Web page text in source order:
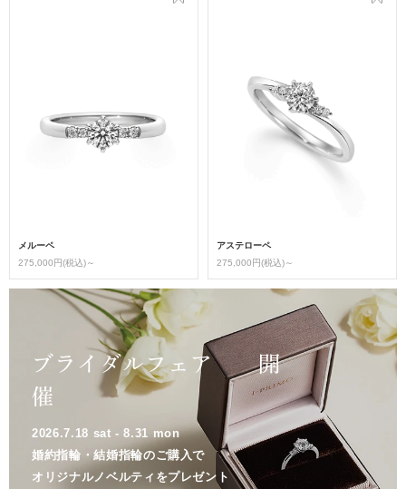
メルーペ
275,000円(税込)～
アステローペ
275,000円(税込)～
ブライダルフェア 開
催
2026.7.18 sat - 8.31 mon
婚約指輪・結婚指輪のご購入で
オリジナルノベルティをプレゼント